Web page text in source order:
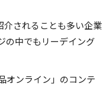
されることも多い企業
の中でもリーデイング
オンライン」のコンテ